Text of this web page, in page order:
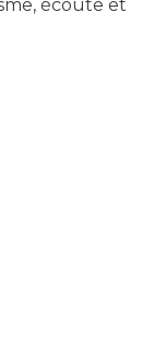
écoute et
dans les